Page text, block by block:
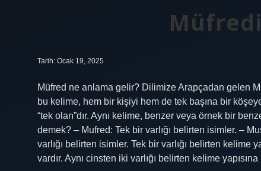
Tarih: Ocak 19, 2025
Müfred ne anlama gelir? Dilimize Arapçadan gelen
bu kelime, hem bir kişiyi hem de tek başına bir
“tek olan”dır. Aynı kelime, benzer veya örnek bir
demek? – Mufred: Tek bir varlığı belirten isimler. –
varlığı belirten isimler. Tek bir varlığı belirten kelime
vardır. Aynı cinsten iki varlığı belirten kelime